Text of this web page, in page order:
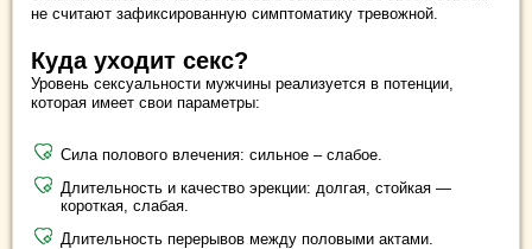
не считают зафиксированную симптоматику тревожной.
Куда уходит секс?
Уровень сексуальности мужчины реализуется в потенции,
которая имеет свои параметры:
Сила полового влечения: сильное – слабое.
Длительность и качество эрекции: долгая, стойкая —
короткая, слабая.
Длительность перерывов между половыми актами.